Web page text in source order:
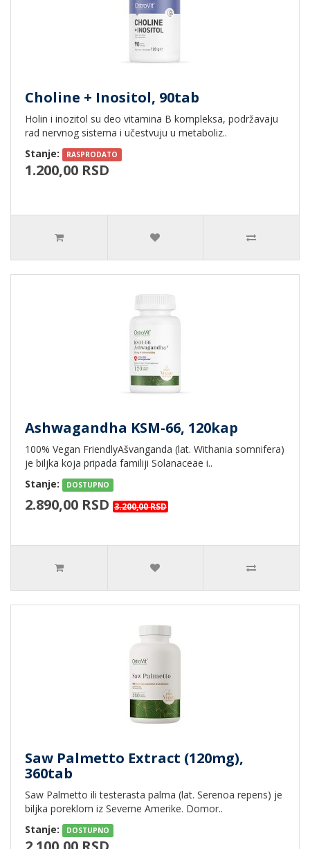
Choline + Inositol, 90tab
Holin i inozitol su deo vitamina B kompleksa, podržavaju
rad nervnog sistema i učestvuju u metaboliz..
Stanje:
RASPRODATO
1.200,00 RSD
Ashwagandha KSM-66, 120kap
100% Vegan FriendlyAšvanganda (lat. Withania somnifera)
je biljka koja pripada familiji Solanaceae i..
Stanje:
DOSTUPNO
2.890,00 RSD 3.200,00 RSD
Saw Palmetto Extract (120mg),
360tab
Saw Palmetto ili testerasta palma (lat. Serenoa repens) je
biljka poreklom iz Severne Amerike. Domor..
Stanje:
DOSTUPNO